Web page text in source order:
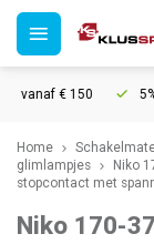
vanaf € 150
Home
glimlampjes
Niko
stopcontact met
Niko 170-